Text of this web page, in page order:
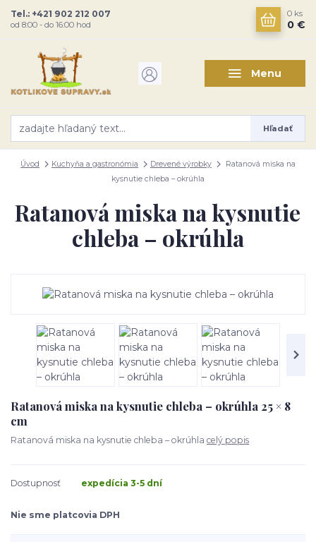
Menu
Hľadať
Tel.: +421 902 212 007
od 8:00 - do 16:00 hod
0 ks
0 €
Úvod Kuchyňa a gastronómia Drevené výrobky
Ratanová miska na
kysnutie chleba – okrúhla
Ratanová miska na kysnutie
chleba – okrúhla
Ratanová miska na kysnutie chleba – okrúhla 25 × 8
cm
Ratanová miska na kysnutie chleba – okrúhla celý popis
Dostupnosť expedícia 3-5 dní
Nie sme platcovia DPH